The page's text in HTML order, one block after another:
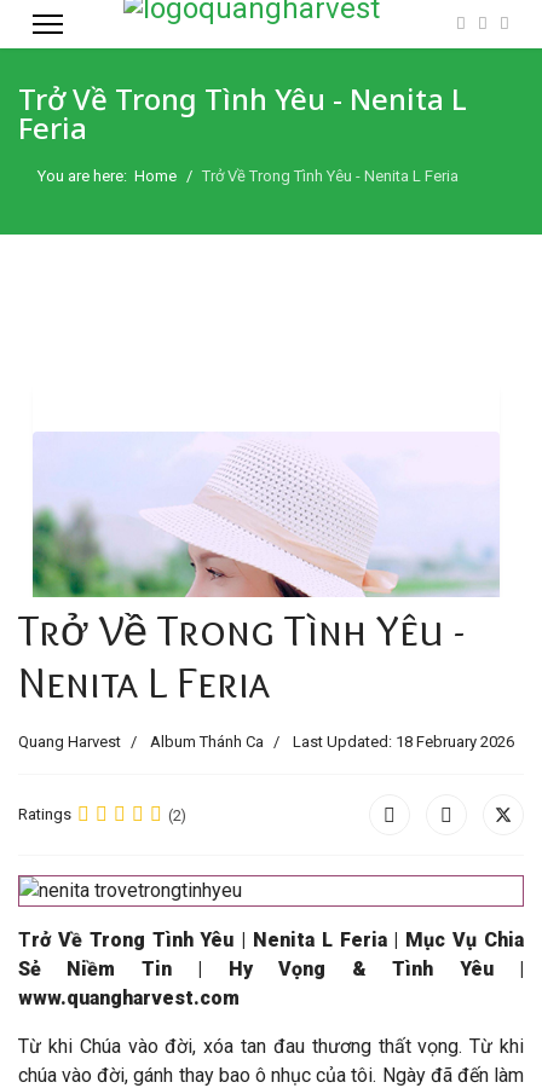
Trở Về Trong Tình Yêu - Nenita L
Feria
You are here: Home Trở Về Trong Tình Yêu - Nenita L Feria
Trở Về Trong Tình Yêu -
Nenita L Feria
Quang Harvest Album Thánh Ca Last Updated: 18 February 2026
Ratings (2)
Trở Về Trong Tình Yêu | Nenita L Feria | Mục Vụ Chia
Sẻ Niềm Tin | Hy Vọng & Tình Yêu |
www.quangharvest.com
Từ khi Chúa vào đời, xóa tan đau thương thất vọng. Từ khi
chúa vào đời, gánh thay bao ô nhục của tôi. Ngày đã đến làm